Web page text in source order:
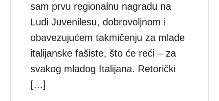
sam prvu regionalnu nagradu na
Ludi Juvenilesu, dobrovoljnom i
obavezujućem takmičenju za mlade
italijanske fašiste, što će reći – za
svakog mladog Italijana. Retorički
[…]